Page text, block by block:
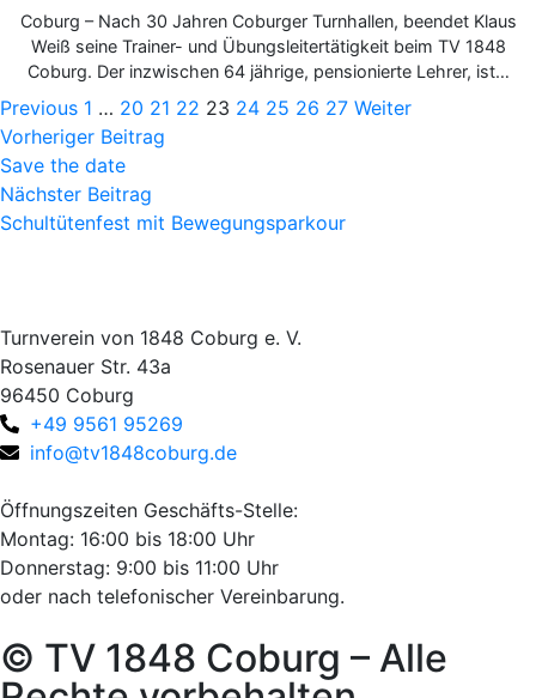
Coburg – Nach 30 Jahren Coburger Turnhallen, beendet Klaus
Weiß seine Trainer- und Übungsleitertätigkeit beim TV 1848
Coburg. Der inzwischen 64 jährige, pensionierte Lehrer, ist…
Previous 1 … 20 21 22 23 24 25 26 27 Weiter
Vorheriger Beitrag
Save the date
Nächster Beitrag
Schultütenfest mit Bewegungsparkour
Turnverein von 1848 Coburg e. V.
Rosenauer Str. 43a
96450 Coburg
+49 9561 95269
info@tv1848coburg.de
Öffnungszeiten Geschäfts-Stelle:
Montag: 16:00 bis 18:00 Uhr
Donnerstag: 9:00 bis 11:00 Uhr
oder nach telefonischer Vereinbarung.
© TV 1848 Coburg – Alle